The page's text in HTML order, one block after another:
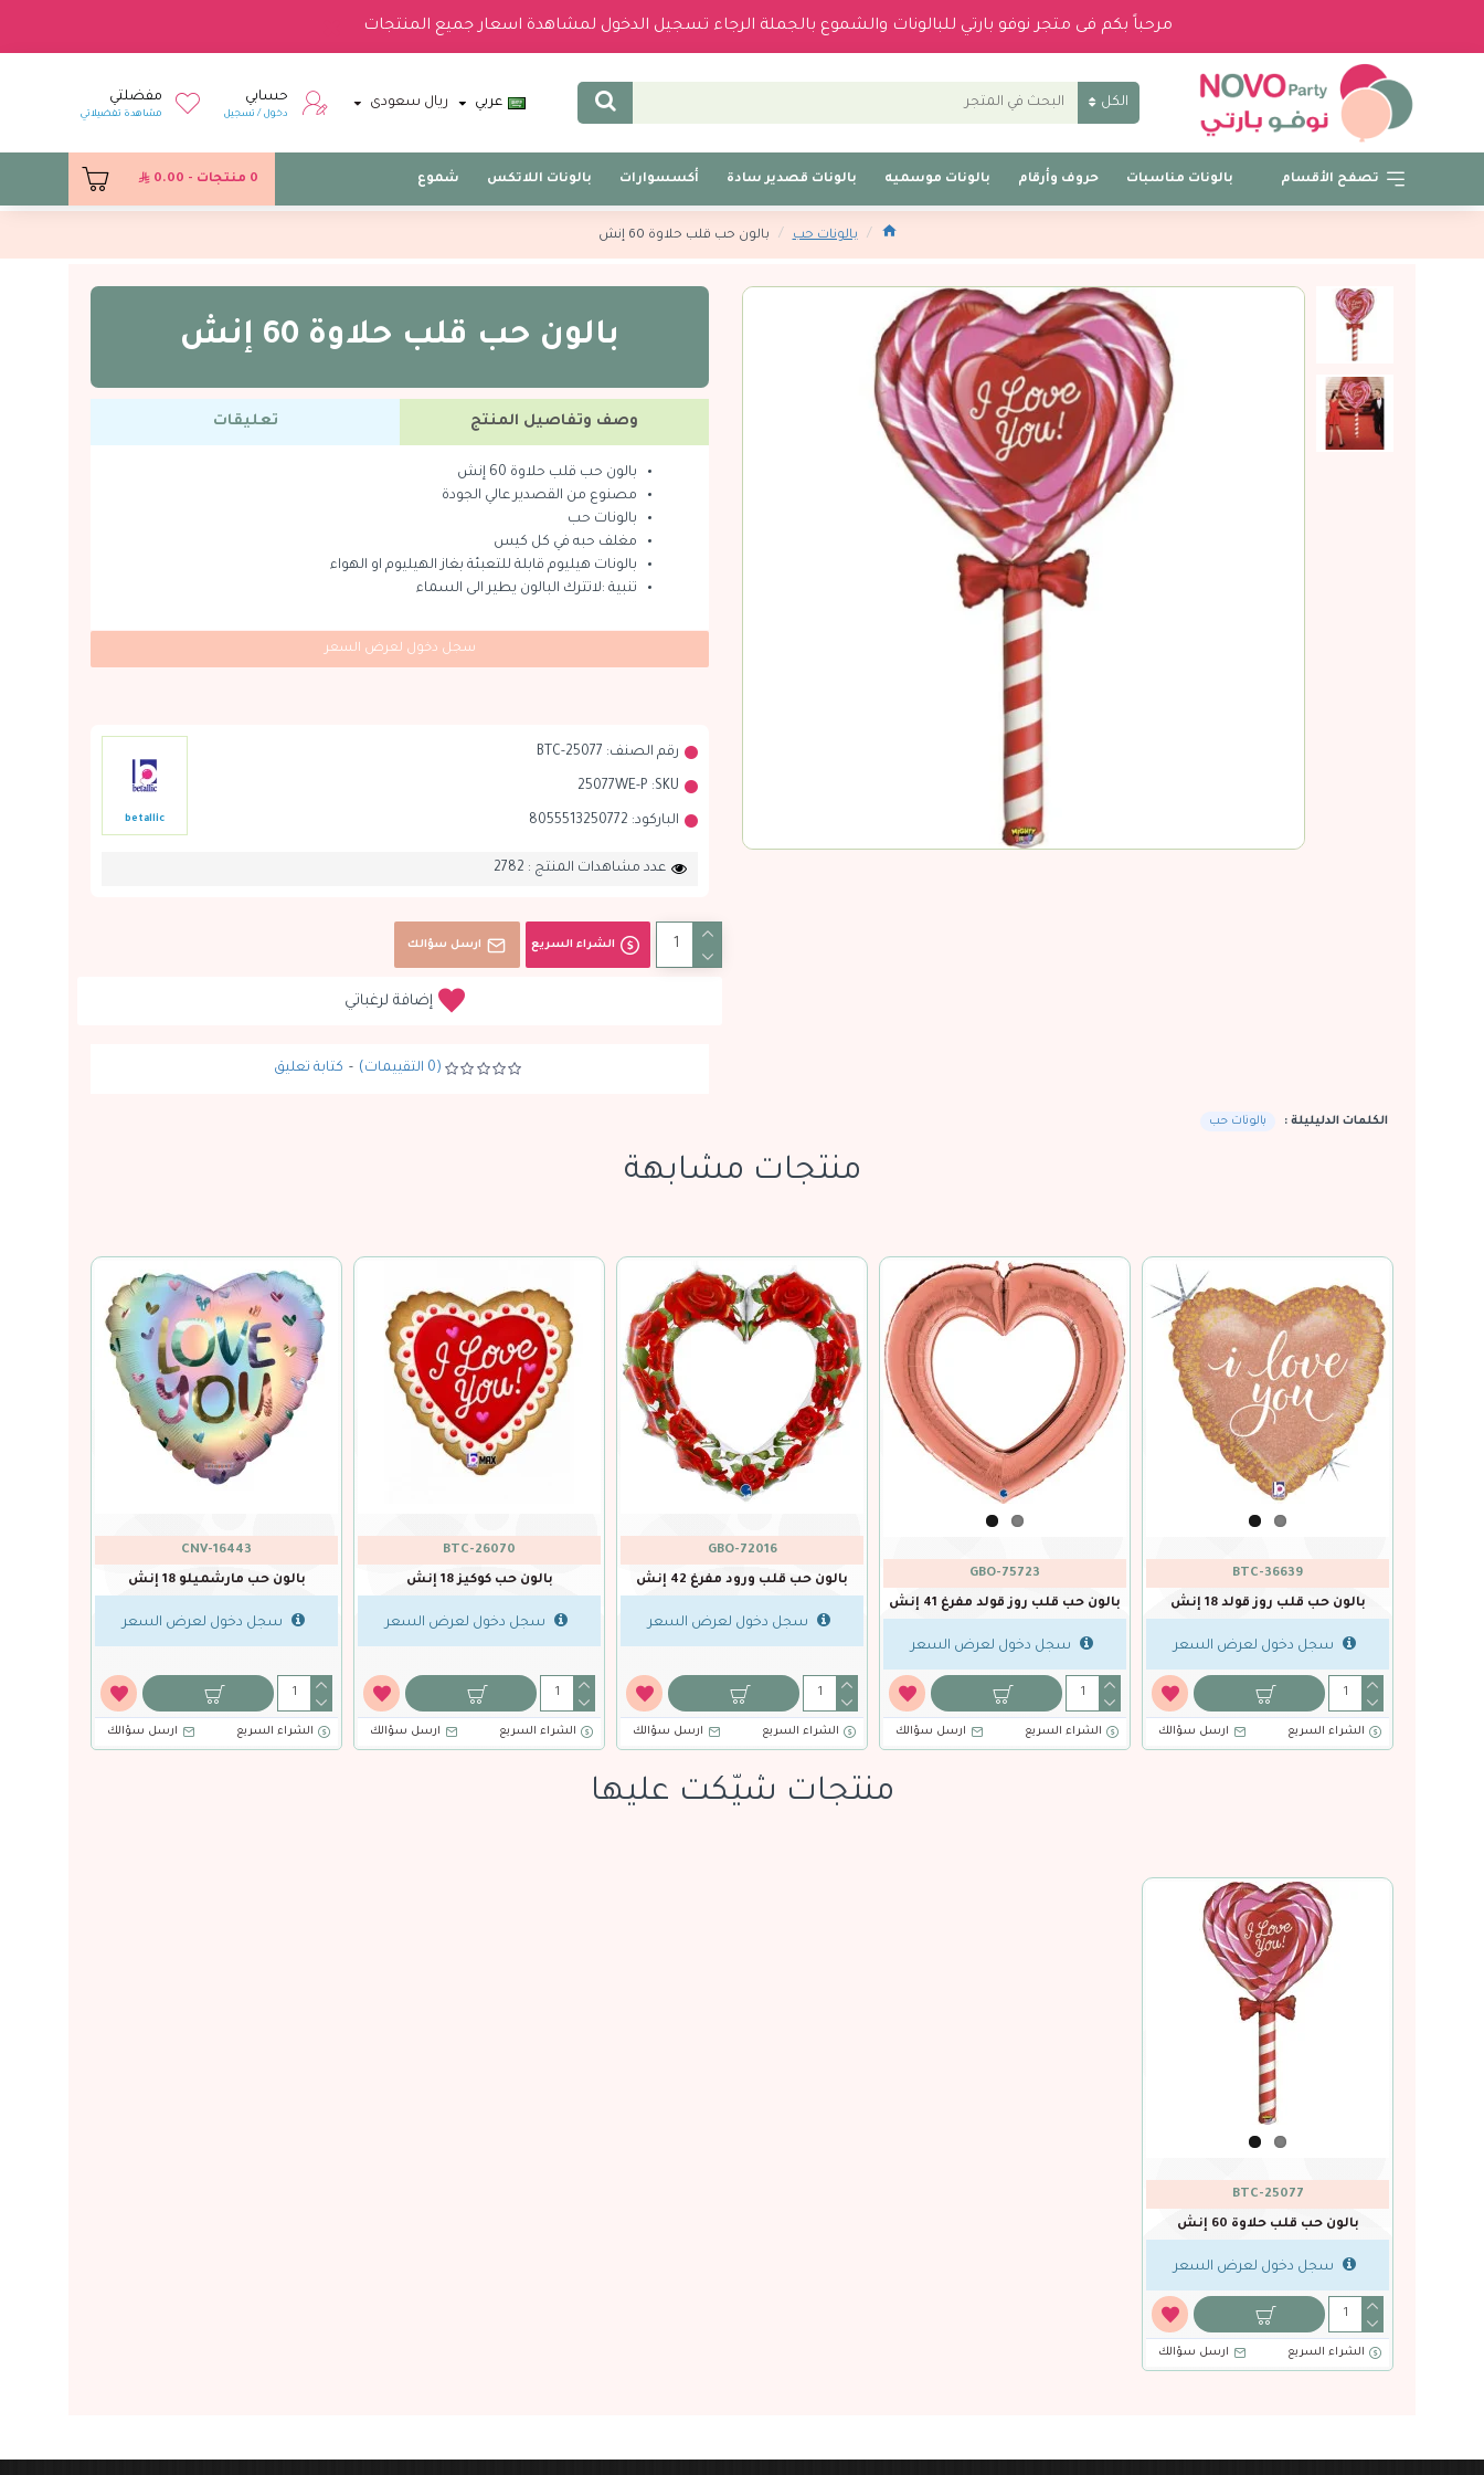
مرحباً بكم فى متجر نوفو بارتي للبالونات والشموع بالجملة الرجاء تسجيل الدخول لمشاهدة اسعار جميع المنتجات
الكل عربي ريال سعودى حسابي
دخول / تسجيل
مفضلتي
مشاهدة تفضيلاتي
تصفح الأقسام بالونات مناسبات حروف وأرقام بالونات موسميه بالونات قصدير سادة أكسسوارات بالونات اللاتكس شموع 0 منتجات - 0.00
بالونات حب بالون حب قلب حلاوة 60 إنش
بالون حب قلب حلاوة 60 إنش
وصف وتفاصيل المنتج تعليقات
بالون حب قلب حلاوة 60 إنش
مصنوع من القصدير عالي الجودة
بالونات حب
مغلف حبه في كل كيس
بالونات هيليوم قابلة للتعبئة بغاز الهيليوم او الهواء
تنبية :لاتترك البالون يطير الى السماء
رقم الصنف: BTC-25077
SKU:
25077WE-P
الباركود: 8055513250772
betallic
عدد مشاهدات المنتج : 2782
(0 التقييمات) - كتابة تعليق
سجل دخول لعرض السعر
الشراء السريع ارسل سؤالك
إضافة لرغباتي
الكلمات الدليليلة : بالونات حب
منتجات مشابهة
بالون حب اسود وذهبي رخامي 18 إنش
سجل دخول لعرض السعر
الشراء السريع ارسل سؤالك
BTC-25078
بالون حب روز قولد 60 إنش
سجل دخول لعرض السعر
الشراء السريع ارسل سؤالك
BTC-35752
سجل دخول لعرض السعر
الشراء السريع ارسل سؤالك
GBO-75702
سجل دخول لعرض السعر
الشراء السريع ارسل سؤالك
BTC-36639
سجل دخول لعرض السعر
الشراء السريع ارسل سؤالك
منتجات شيّكت عليها
BTC-25077
بالون حب قلب حلاوة 60 إنش
سجل دخول لعرض السعر
الشراء السريع ارسل سؤالك